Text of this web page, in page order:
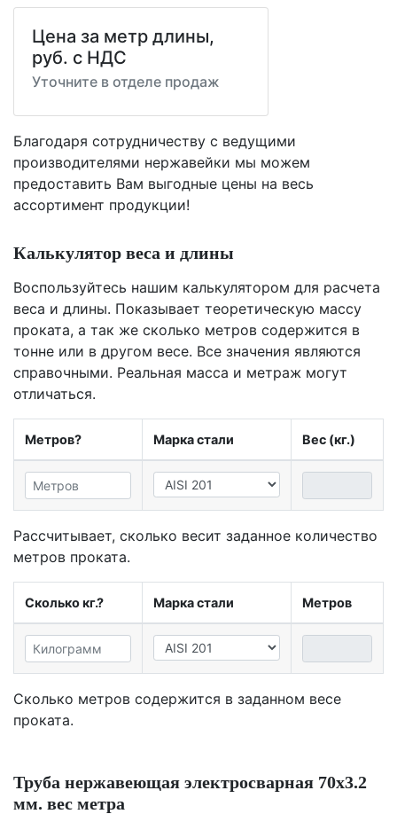
Цена за метр длины,
руб. с НДС
Уточните в отделе продаж
Благодаря сотрудничеству с ведущими
производителями нержавейки мы можем
предоставить Вам выгодные цены на весь
ассортимент продукции!
Калькулятор веса и длины
Воспользуйтесь нашим калькулятором для расчета
веса и длины. Показывает теоретическую массу
проката, а так же сколько метров содержится в
тонне или в другом весе. Все значения являются
справочными. Реальная масса и метраж могут
отличаться.
Метров? Марка стали Вес (кг.)
Рассчитывает, сколько весит заданное количество
метров проката.
Сколько кг.? Марка стали Метров
Сколько метров содержится в заданном весе
проката.
Труба нержавеющая электросварная 70х3.2
мм. вес метра